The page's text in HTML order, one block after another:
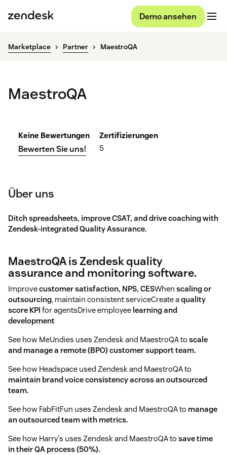
Demo ansehen
Marketplace Partner MaestroQA
MaestroQA
Keine Bewertungen
Bewerten Sie uns!
Zertifizierungen
5
Über uns
Ditch spreadsheets, improve CSAT, and drive coaching with
Zendesk-integrated Quality Assurance.
MaestroQA is Zendesk quality
assurance and monitoring software.
Improvecustomer satisfaction, NPS, CESWhen scaling or
outsourcing, maintain consistent serviceCreate aquality
score KPI for agentsDrive employee learning and
development
See how MeUndies uses Zendesk and MaestroQA to scale
and manage a remote (BPO) customer support team.
See how Headspace used Zendesk and MaestroQA to
maintain brand voice consistency across an outsourced
team.
See how FabFitFun uses Zendesk and MaestroQA to manage
an outsourced team with metrics.
See how Harry's uses Zendesk and MaestroQA to save time
in their QA process (50%).